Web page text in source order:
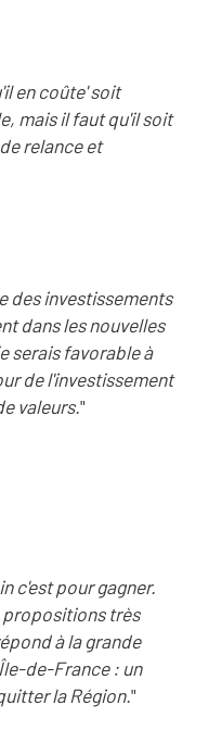
en coûte' soit
mais il faut qu'il soit
relance et
des investissements
dans les nouvelles
serais favorable à
de l'investissement
valeurs."
c'est pour gagner.
propositions très
à la grande
de-France : un
la Région."